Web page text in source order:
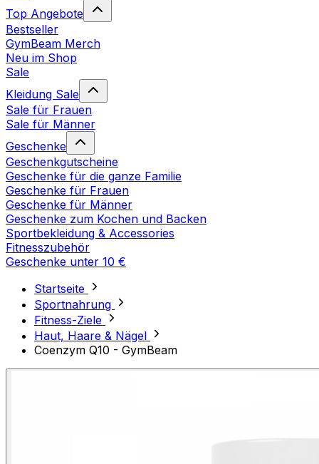
Top Angebote
Bestseller
GymBeam Merch
Neu im Shop
Sale
Kleidung Sale
Sale für Frauen
Sale für Männer
Geschenke
Geschenkgutscheine
Geschenke für die ganze Familie
Geschenke für Frauen
Geschenke für Männer
Geschenke zum Kochen und Backen
Sportbekleidung & Accessories
Fitnesszubehör
Geschenke unter 10 €
Startseite
Sportnahrung
Fitness-Ziele
Haut, Haare & Nägel
Coenzym Q10 - GymBeam